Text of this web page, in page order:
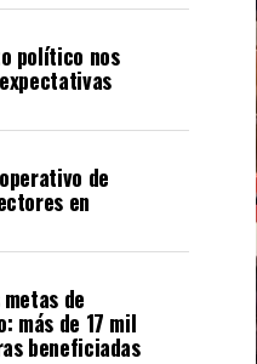
político nos
de
en
de
más de 17 mil
beneficiadas